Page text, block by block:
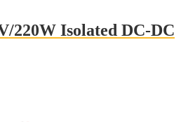
220W Isolated DC-DC